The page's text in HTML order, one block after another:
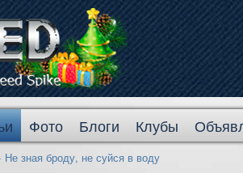
Фото Блоги Клубы
Не зная броду, не суйся в воду